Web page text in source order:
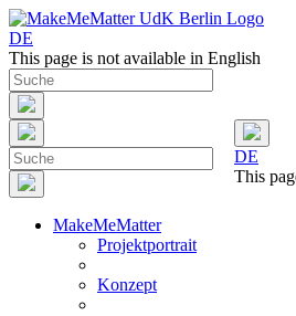
DE
This page is not available in English
DE
This
MakeMeMatter
Projektportrait
Konzept